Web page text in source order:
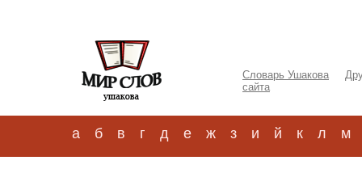
Словарь Ушакова
сайта
а б в г д е ж з и й к л м